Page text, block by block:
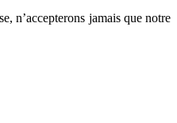
n’accepterons jamais que notre